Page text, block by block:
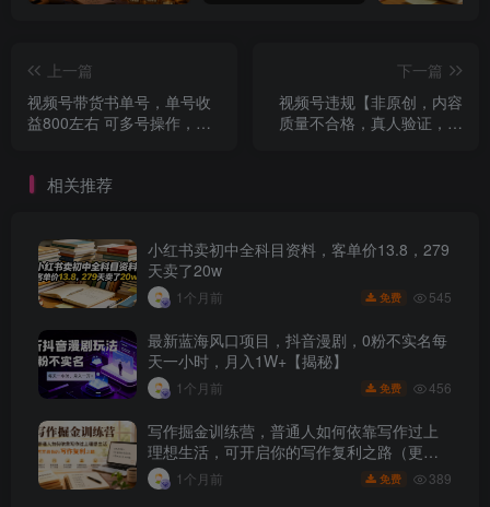
上一篇
视频号带货书单号，单号收
益800左右 可多号操作，长
下一篇
视频号违规【非原创，内容
质量不合格，真人验证，开
相关推荐
小红书卖初中全科目资料，客单价13.8，279
天卖了20w
1个月前 免费 545
最新蓝海风口项目，抖音漫剧，0粉不实名每
天一小时，月入1W+【揭秘】
1个月前 免费 456
写作掘金训练营，普通人如何依靠写作过上
理想生活，可开启你的写作复利之路（更新6
月） 1个月前 免费 389